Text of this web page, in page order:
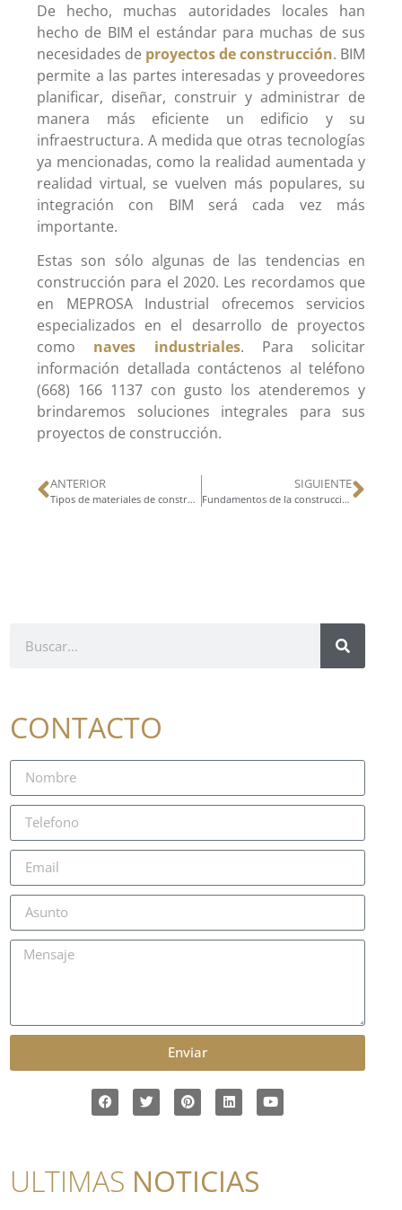
De hecho, muchas autoridades locales han
hecho de BIM el estándar para muchas de sus
necesidades de proyectos de construcción. BIM
permite a las partes interesadas y proveedores
planificar, diseñar, construir y administrar de
manera más eficiente un edificio y su
infraestructura. A medida que otras tecnologías
ya mencionadas, como la realidad aumentada y
realidad virtual, se vuelven más populares, su
integración con BIM será cada vez más
importante.
Estas son sólo algunas de las tendencias en
construcción para el 2020. Les recordamos que
en MEPROSA Industrial ofrecemos servicios
especializados en el desarrollo de proyectos
como naves industriales. Para solicitar
información detallada contáctenos al teléfono
(668) 166 1137 con gusto los atenderemos y
brindaremos soluciones integrales para sus
proyectos de construcción.
ANTERIOR
Tipos de materiales de construcción: propiedades y usos en la construcción
SIGUIENTE
Fundamentos de la construcción Tilt-Up
CONTACTO
Enviar
ULTIMAS NOTICIAS